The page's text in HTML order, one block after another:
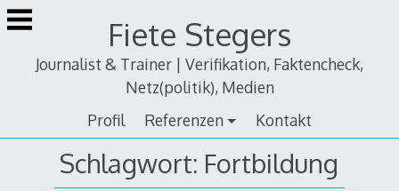
Zum
Inhalt
Fiete Stegers
Journalist & Trainer | Verifikation, Faktencheck,
Netz(politik), Medien
Profil
Referenzen Kontakt
Schlagwort: Fortbildung